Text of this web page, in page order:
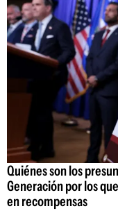
Quiénes son los
Generación por los
en recompensas